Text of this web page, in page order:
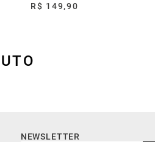
R$ 149,90
NEWSLETTER